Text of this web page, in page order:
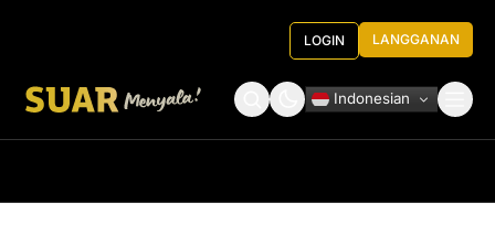
LOGIN LANGGANAN
Indonesian